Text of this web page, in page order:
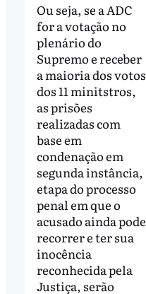
Ou seja, se a ADC
for a votação no
plenário do
Supremo e receber
a maioria dos votos
dos 11 minitstros,
as prisões
realizadas com
base em
condenação em
segunda instância,
etapa do processo
penal em que o
acusado ainda pode
recorrer e ter sua
inocência
reconhecida pela
Justiça, serão